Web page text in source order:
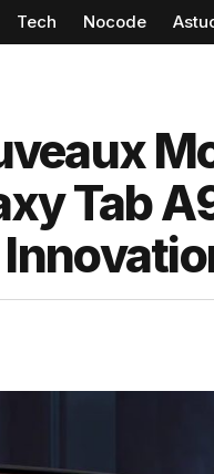
Tech Nocode
Tab